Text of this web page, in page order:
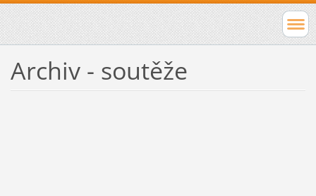
Archiv - soutěže